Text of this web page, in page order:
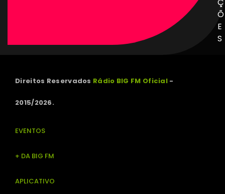
Ç
Õ
E
S
Direitos Reservados Rádio BIG FM Oficial -
2015/2026.
EVENTOS
+ DA BIG FM
APLICATIVO